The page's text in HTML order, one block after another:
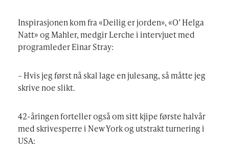
Inspirasjonen kom fra «Deilig er jorden», «O’ Helga
Natt» og Mahler, medgir Lerche i intervjuet med
programleder Einar Stray:
– Hvis jeg først nå skal lage en julesang, så måtte jeg
skrive noe slikt.
42-åringen forteller også om sitt kjipe første halvår
med skrivesperre i New York og utstrakt turnering i
USA: